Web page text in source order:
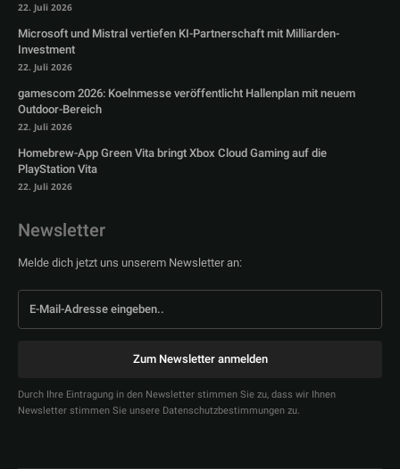
22. Juli 2026
Microsoft und Mistral vertiefen KI-Partnerschaft mit Milliarden-
Investment
22. Juli 2026
gamescom 2026: Koelnmesse veröffentlicht Hallenplan mit neuem
Outdoor-Bereich
22. Juli 2026
Homebrew-App Green Vita bringt Xbox Cloud Gaming auf die
PlayStation Vita
22. Juli 2026
Newsletter
Melde dich jetzt uns unserem Newsletter an:
Zum Newsletter anmelden
Durch Ihre Eintragung in den Newsletter stimmen Sie zu, dass wir Ihnen
Newsletter stimmen Sie unsere Datenschutzbestimmungen zu.